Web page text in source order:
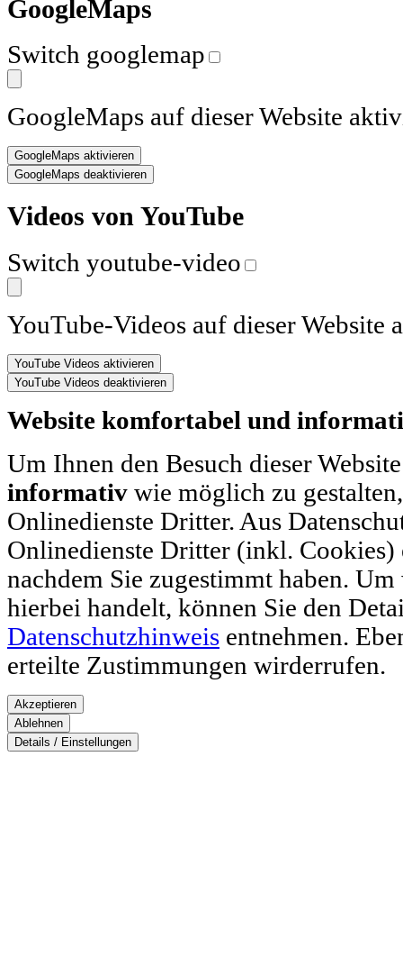
GoogleMaps
Switch googlemap
GoogleMaps auf dieser Website
Videos von YouTube
Switch youtube-video
YouTube-Videos auf dieser Website
Website komfortabel und
Um Ihnen den Besuch dieser
informativ wie möglich zu
Onlinedienste Dritter. Aus
Onlinedienste Dritter (inkl. Cookies)
nachdem Sie zugestimmt haben.
hierbei handelt, können Sie den
Datenschutzhinweis entnehmen.
erteilte Zustimmungen wirderrufen.